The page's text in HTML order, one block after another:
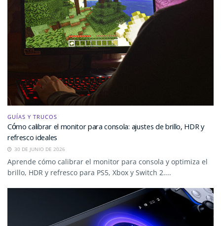
GUÍAS Y TRUCOS
Cómo calibrar el monitor para consola: ajustes de brillo, HDR y
refresco ideales
30 DE JUNIO DE 2026
Aprende cómo calibrar el monitor para consola y optimiza el
brillo, HDR y refresco para PS5, Xbox y Switch 2....